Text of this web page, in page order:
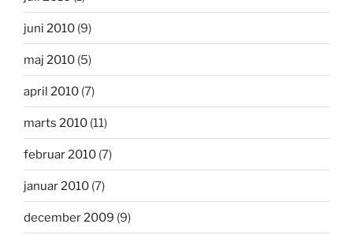
juni 2010 (9)
maj 2010 (5)
april 2010 (7)
marts 2010 (11)
februar 2010 (7)
januar 2010 (7)
december 2009 (9)